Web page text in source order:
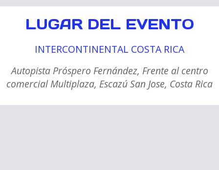
LUGAR DEL EVENTO
INTERCONTINENTAL COSTA RICA
Autopista Próspero Fernández, Frente al centro
comercial Multiplaza, Escazú San Jose, Costa Rica